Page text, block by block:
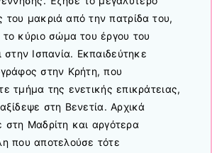
του μακριά από την πατρίδα του,
το κύριο σώμα του έργου του
στην Ισπανία. Εκπαιδεύτηκε
στην Κρήτη, που
τμήμα της ενετικής επικράτειας,
στη Βενετία. Αρχικά
στη Μαδρίτη και αργότερα
που αποτελούσε τότε